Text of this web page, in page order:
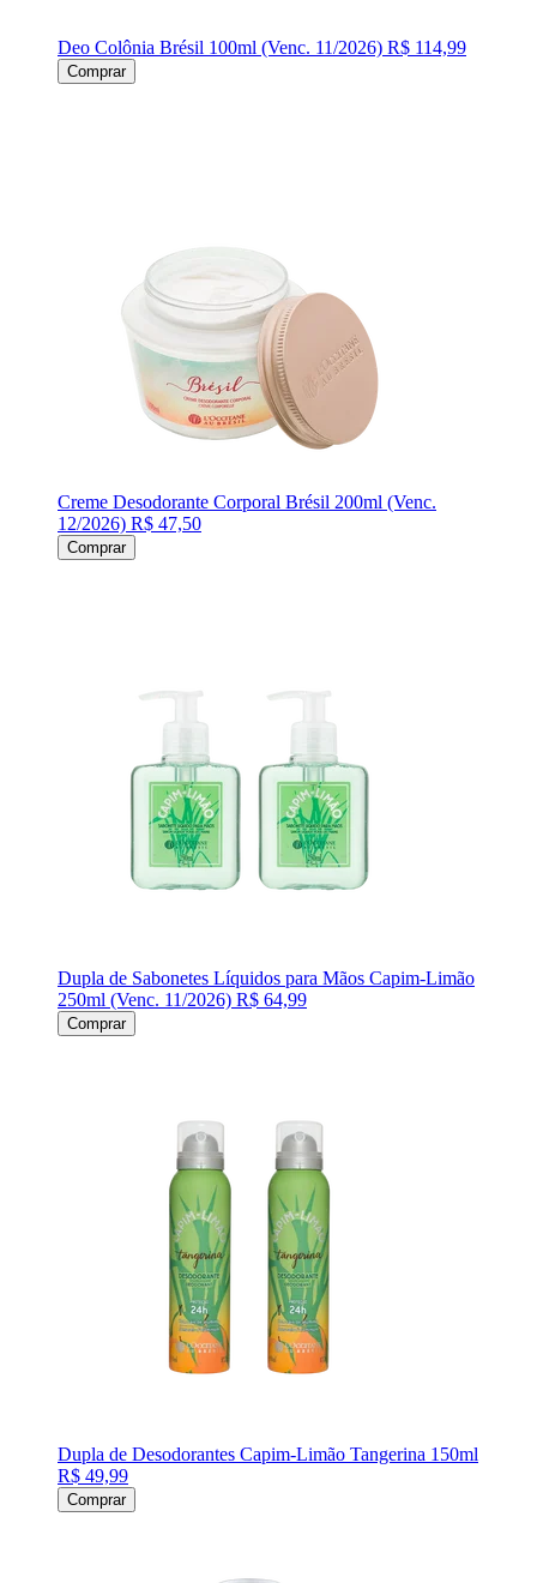
Deo Colônia Brésil 100ml (Venc. 11/2026) R$ 114,99
Comprar
Creme Desodorante Corporal Brésil 200ml (Venc.
12/2026) R$ 47,50
Comprar
Dupla de Sabonetes Líquidos para Mãos Capim-Limão
250ml (Venc. 11/2026) R$ 64,99
Comprar
Dupla de Desodorantes Capim-Limão Tangerina 150ml
R$ 49,99
Comprar